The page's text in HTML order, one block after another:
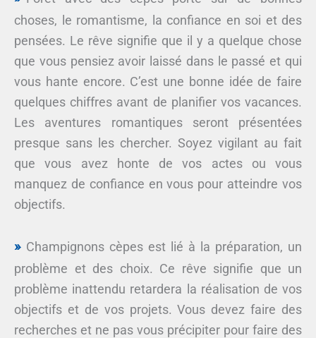
choses, le romantisme, la confiance en soi et des
pensées. Le rêve signifie que il y a quelque chose
que vous pensiez avoir laissé dans le passé et qui
vous hante encore. C’est une bonne idée de faire
quelques chiffres avant de planifier vos vacances.
Les aventures romantiques seront présentées
presque sans les chercher. Soyez vigilant au fait
que vous avez honte de vos actes ou vous
manquez de confiance en vous pour atteindre vos
objectifs.
Champignons cèpes est lié à la préparation, un
problème et des choix. Ce rêve signifie que un
problème inattendu retardera la réalisation de vos
objectifs et de vos projets. Vous devez faire des
recherches et ne pas vous précipiter pour faire des